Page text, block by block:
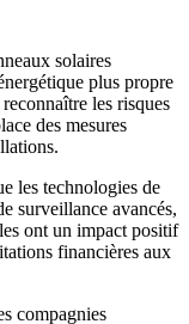
solaires
plus propre
les risques
des mesures
les technologies de
surveillance avancés,
ont un impact positif
financières aux
compagnies